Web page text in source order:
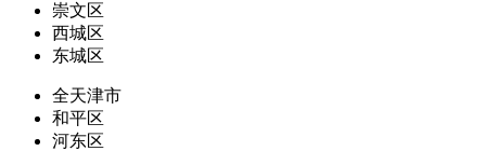
崇文区
西城区
东城区
全天津市
和平区
河东区